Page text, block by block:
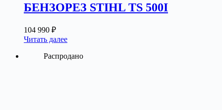
БЕНЗОРЕЗ STIHL TS 500I
104 990 ₽
Читать далее
Распродано